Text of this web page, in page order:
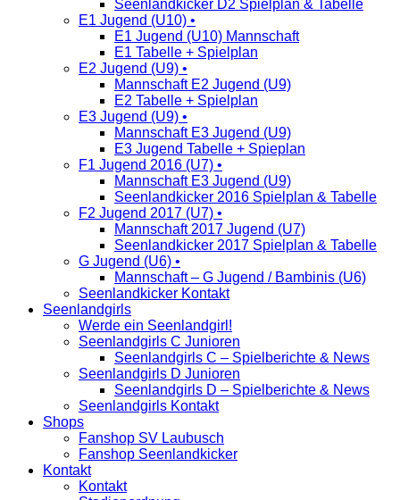
Seenlandkicker D2 Spielplan & Tabelle
E1 Jugend (U10) •
E1 Jugend (U10) Mannschaft
E1 Tabelle + Spielplan
E2 Jugend (U9) •
Mannschaft E2 Jugend (U9)
E2 Tabelle + Spielplan
E3 Jugend (U9) •
Mannschaft E3 Jugend (U9)
E3 Jugend Tabelle + Spieplan
F1 Jugend 2016 (U7) •
Mannschaft E3 Jugend (U9)
Seenlandkicker 2016 Spielplan & Tabelle
F2 Jugend 2017 (U7) •
Mannschaft 2017 Jugend (U7)
Seenlandkicker 2017 Spielplan & Tabelle
G Jugend (U6) •
Mannschaft – G Jugend / Bambinis (U6)
Seenlandkicker Kontakt
Seenlandgirls
Werde ein Seenlandgirl!
Seenlandgirls C Junioren
Seenlandgirls C – Spielberichte & News
Seenlandgirls D Junioren
Seenlandgirls D – Spielberichte & News
Seenlandgirls Kontakt
Shops
Fanshop SV Laubusch
Fanshop Seenlandkicker
Kontakt
Kontakt